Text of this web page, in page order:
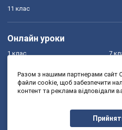
11 клас
Онлайн уроки
1 клас
3 клас
7
9
Разом з нашими партнерами сайт
файли cookie, щоб забезпечити
контент та реклама відповідали